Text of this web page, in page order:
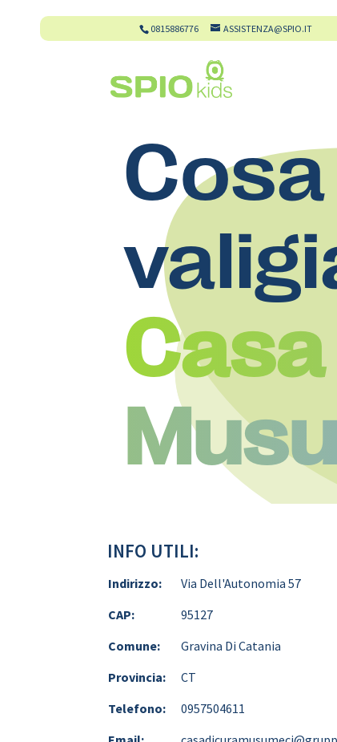
0815886776 ASSISTENZA@SPIO.IT
INFO UTILI:
Indirizzo:
Via Dell'Autonomia 57
CAP:
95127
Comune:
Gravina Di Catania
Provincia:
CT
Telefono:
0957504611